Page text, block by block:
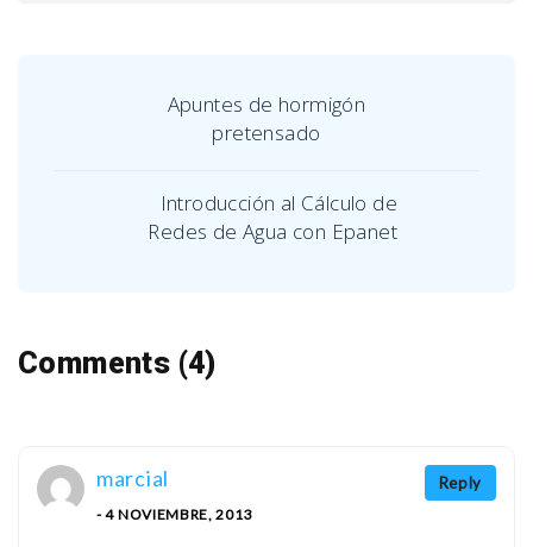
Apuntes de hormigón
pretensado
Introducción al Cálculo de
Redes de Agua con Epanet
Comments (4)
Reply
marcial
- 4 NOVIEMBRE, 2013